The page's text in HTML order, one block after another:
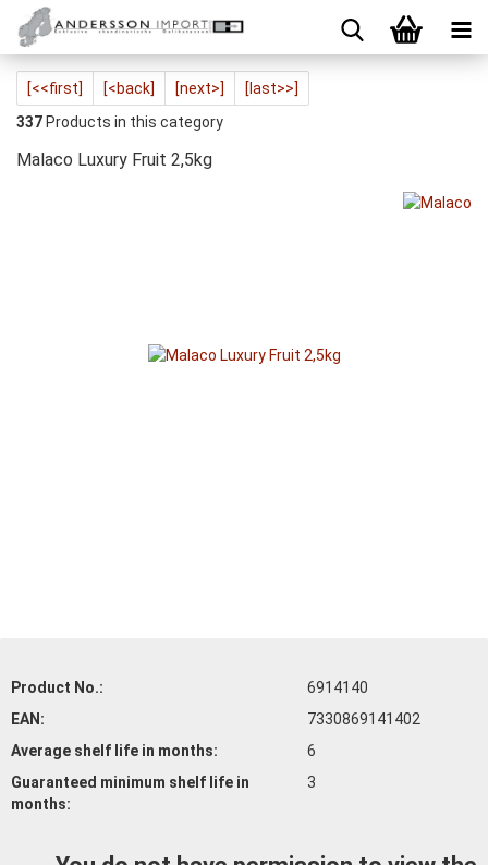
[<<first] [<back] [next>]
[last>>]
337 Products in this category
Malaco Luxury Fruit 2,5kg
Product No.:
6914140
EAN:
7330869141402
Average shelf life in months:
6
Guaranteed minimum shelf life in
months:
3